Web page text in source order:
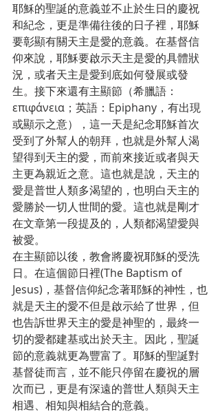
耶穌的聖誕的意義並不止於生日的慶祝
和紀念，更是準備往後的日子裡，耶穌
要彰顯有關天主是愛的意義。在基督信
仰來說，耶穌要啟示天主是愛的具體狀
況，或者天主是愛到底如何發展或發
生。接下來還有主顯節（希臘語：
επιφάνεια；英語：Epiphany，有出現
或顯示之意），這一天是紀念耶穌首次
受到了外幫人的朝拜，也就是外幫人渴
望得到天主的愛，而前來接近或者與天
主更為親近之意。這也就是說，天主的
愛是普世人類多渴望的，也明白天主的
愛勝於一切人世間的愛。這也就是剛才
在文章第一段提及的，人類都渴望愛與
被愛。
在主顯節以後，教會將慶祝耶穌的受洗
日。在這個節日裡(The Baptism of
Jesus)，基督信仰紀念著耶穌的神性，也
就是天主的愛不但是啟示給了世界，但
也告訴世界天主的愛是神聖的，最終一
切的愛都建基或出於天主。因此，聖誕
節的意義就更為豐富了。耶穌的聖誕對
基督徒而言，並不能只停留在慶祝的層
次而已，更是有深遠的普世人類與天主
相遇、相知與相結合的意義。